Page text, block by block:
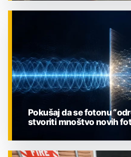
Pokušaj da se fotonu
stvoriti mnoštvo novih